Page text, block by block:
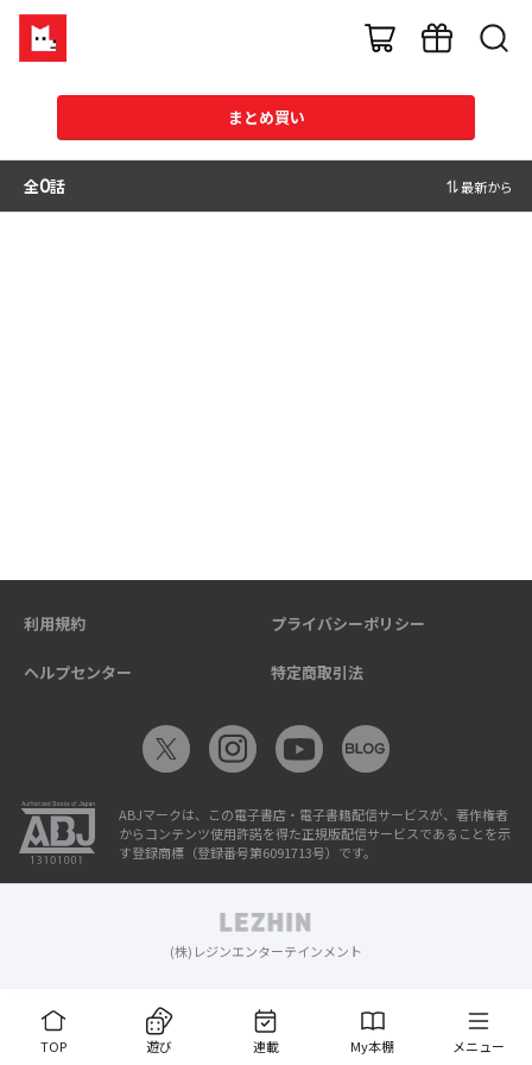
まとめ買い
全0話 最新から
TOP 遊び 連載 My本棚 メニュー
利用規約 プライバシーポリシー
ヘルプセンター 特定商取引法
ABJマークは、この電子書店・電子書籍配信サービスが、著作権者
からコンテンツ使用許諾を得た正規版配信サービスであることを示
す登録商標（登録番号第6091713号）です。
(株)レジンエンターテインメント